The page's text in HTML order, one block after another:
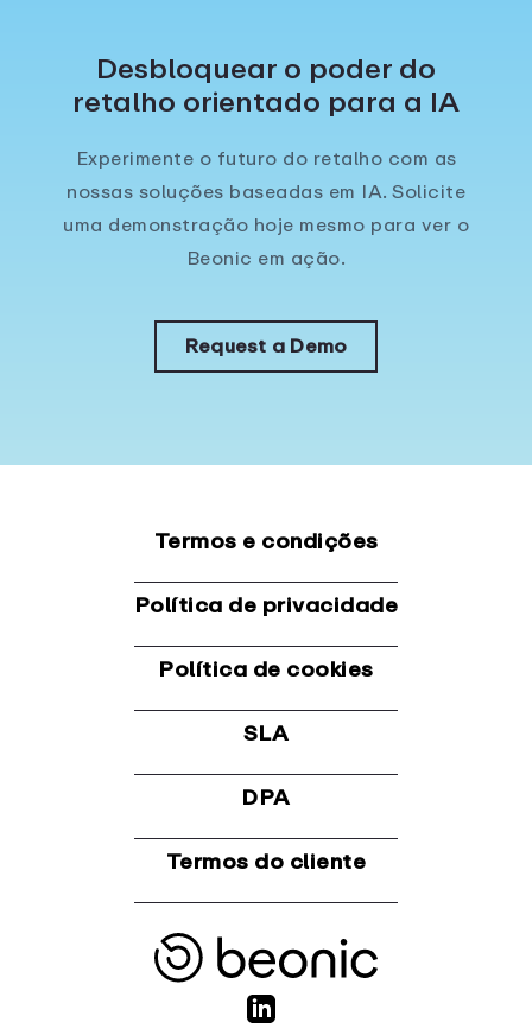
Desbloquear o poder do
retalho orientado para a IA
Experimente o futuro do retalho com as
nossas soluções baseadas em IA. Solicite
uma demonstração hoje mesmo para ver o
Beonic em ação.
Request a Demo
Termos e condições
Política de privacidade
Política de cookies
SLA
DPA
Termos do cliente